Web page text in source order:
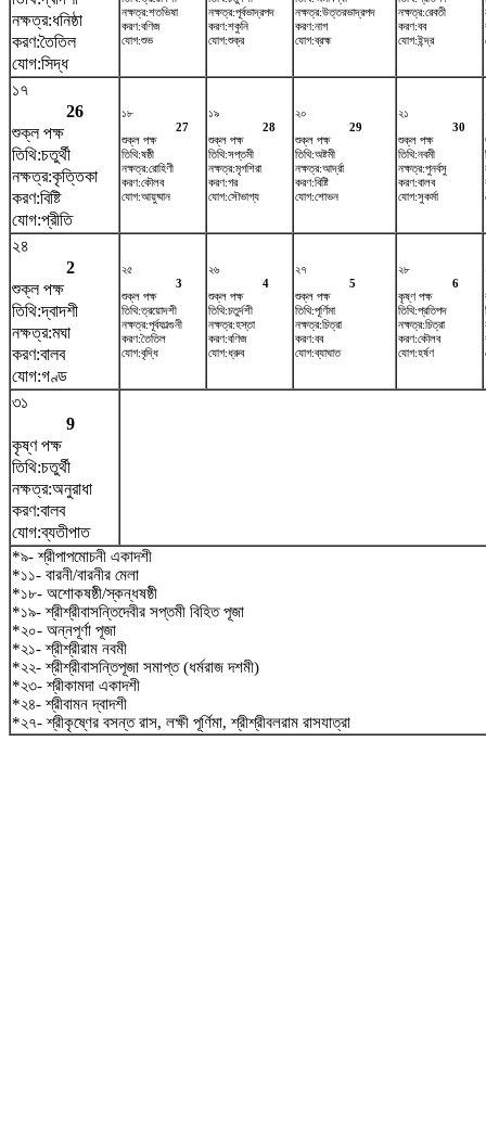
নক্ষত্র:ধনিষ্ঠা
করণ:তৈতিল
যোগ:সিদ্ধ
নক্ষত্র:শতভিষ‌া
করণ:বণিজ
যোগ:শুভ
নক্ষত্র:পূর্বভাদ্রপদ
করণ:শকুনি
যোগ:শুক্র
নক্ষত্র:উত্তরভাদ্রপদ
করণ:নাগ
যোগ:ব্রহ্ম
নক্ষত্র:রেবতী
করণ:বব
যোগ:ইন্দ্র
১৭
26
শুক্ল পক্ষ
তিথি:চতুর্থী
নক্ষত্র:কৃত্তিকা
করণ:বিষ্টি
যোগ:প্রীতি
১৮
27
শুক্ল পক্ষ
তিথি:ষষ্ঠী
নক্ষত্র:রোহিণী
করণ:কৌলব
যোগ:আয়ুষ্মান
১৯
28
শুক্ল পক্ষ
তিথি:সপ্তমী
নক্ষত্র:মৃগশিরা
করণ:গর
যোগ:সৌভাগ্য
২০
29
শুক্ল পক্ষ
তিথি:অষ্টমী
নক্ষত্র:আর্দ্রা
করণ:বিষ্টি
যোগ:শোভন
২১
30
শুক্ল পক্ষ
তিথি:নবমী
নক্ষত্র:পুনর্বসু
করণ:বালব
যোগ:সুকর্মা
২৪
2
শুক্ল পক্ষ
তিথি:দ্বাদশী
নক্ষত্র:মঘা
করণ:বালব
যোগ:গণ্ড
২৫
3
শুক্ল পক্ষ
তিথি:ত্রয়োদশী
নক্ষত্র:পূর্বফাল্গুনী
করণ:তৈতিল
যোগ:বৃদ্ধি
২৬
4
শুক্ল পক্ষ
তিথি:চতুর্দশী
নক্ষত্র:হস্তা
করণ:বণিজ
যোগ:ধ্রুব
২৭
5
শুক্ল পক্ষ
তিথি:পূর্ণিমা
নক্ষত্র:চিত্রা
করণ:বব
যোগ:ব্যাঘাত
২৮
6
কৃষ্ণ পক্ষ
তিথি:প্রতিপদ
নক্ষত্র:চিত্রা
করণ:কৌলব
যোগ:হর্ষণ
৩১
9
কৃষ্ণ পক্ষ
তিথি:চতুর্থী
নক্ষত্র:অনুরাধা
করণ:বালব
যোগ:ব্যতীপাত
*৯- শ্রীপাপমোচনী একাদশী
*১১- বারনী/বারনীর মেলা
*১৮- অশোকষষ্ঠী/স্কন্ধষষ্ঠী
*১৯- শ্রীশ্রীবাসন্তিদেবীর সপ্তমী বিহিত পূজা
*২০- অন্নপূর্ণা পূজা
*২১- শ্রীশ্রীরাম নবমী
*২২- শ্রীশ্রীবাসন্তিপূজা সমাপ্ত (ধর্মরাজ দশমী)
*২৩- শ্রীকামদা একাদশী
*২৪- শ্রীবামন দ্বাদশী
*২৭- শ্রীকৃষ্ণের বসন্ত রাস, লক্ষী পূর্ণিমা, শ্রীশ্রীবলরাম রাসযাত্রা